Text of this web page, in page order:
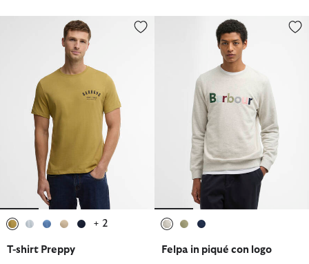
T-shirt Preppy
+ 2
T-shirt Preppy
Felpa in piqué con logo
Felpa in piqué con logo